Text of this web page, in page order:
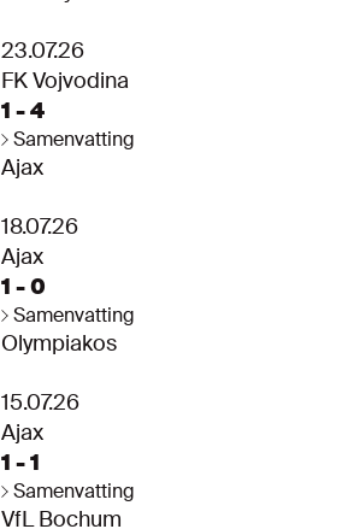
23.07.26
FK Vojvodina
1 - 4
Ajax
Samenvatting
18.07.26
Ajax
1 - 0
Olympiakos
Samenvatting
15.07.26
Ajax
1 - 1
VfL Bochum
Samenvatting